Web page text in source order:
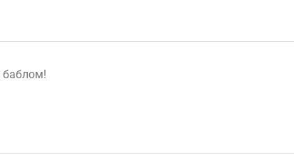
баблом!